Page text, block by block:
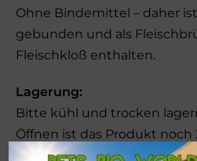
Ohne Bindemittel – daher
gebunden und als
Fleischkloß enthalten.
Lagerung:
Bitte kühl und trocken
Öffnen ist das Produkt noch
Kühlschrank haltbar. Falls